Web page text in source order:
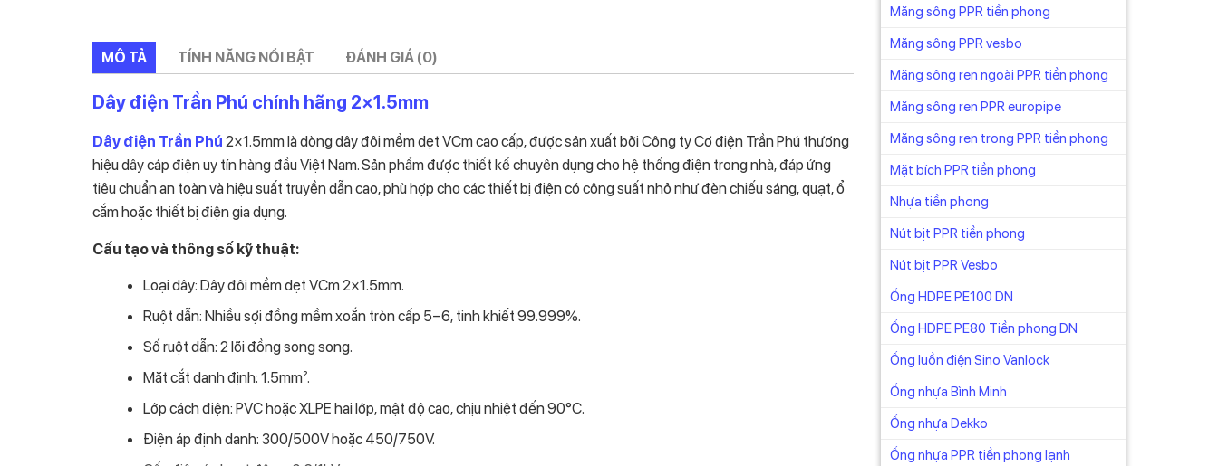
Măng sông PPR tiền phong
Măng sông PPR vesbo
Măng sông ren ngoài PPR tiền phong
Măng sông ren PPR europipe
Măng sông ren trong PPR tiền phong
Mặt bích PPR tiền phong
Nhựa tiền phong
Nút bịt PPR tiền phong
Nút bịt PPR Vesbo
Ống HDPE PE100 DN
Ống HDPE PE80 Tiền phong DN
Ống luồn điện Sino Vanlock
Ống nhựa Bình Minh
Ống nhựa Dekko
Ống nhựa PPR tiền phong lạnh
MÔ TẢ TÍNH NĂNG NỔI BẬT ĐÁNH GIÁ (0)
Dây điện Trần Phú chính hãng 2×1.5mm
Dây điện Trần Phú 2×1.5mm là dòng dây đôi mềm dẹt VCm cao cấp, được sản xuất bởi Công ty Cơ điện Trần Phú thương
hiệu dây cáp điện uy tín hàng đầu Việt Nam. Sản phẩm được thiết kế chuyên dụng cho hệ thống điện trong nhà, đáp ứng
tiêu chuẩn an toàn và hiệu suất truyền dẫn cao, phù hợp cho các thiết bị điện có công suất nhỏ như đèn chiếu sáng, quạt, ổ
cắm hoặc thiết bị điện gia dụng.
Cấu tạo và thông số kỹ thuật:
Loại dây: Dây đôi mềm dẹt VCm 2×1.5mm.
Ruột dẫn: Nhiều sợi đồng mềm xoắn tròn cấp 5–6, tinh khiết 99.999%.
Số ruột dẫn: 2 lõi đồng song song.
Mặt cắt danh định: 1.5mm².
Lớp cách điện: PVC hoặc XLPE hai lớp, mật độ cao, chịu nhiệt đến 90°C.
Điện áp định danh: 300/500V hoặc 450/750V.